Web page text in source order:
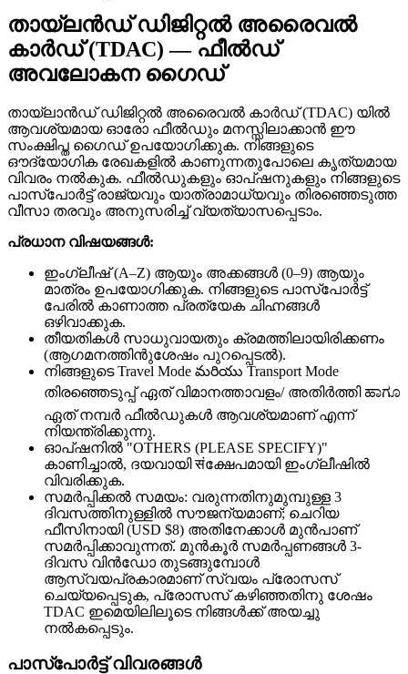
തായ്‌ലൻഡ് ഡിജിറ്റൽ അരൈവൽ
കാർഡ് (TDAC) — ഫീൽഡ്
അവലോകന ഗൈഡ്
തായ്‌ലാൻഡ് ഡിജിറ്റൽ അരൈവൽ കാർഡ് (TDAC) യിൽ
ആവശ്യമായ ഓരോ ഫീൽഡും മനസ്സിലാക്കാൻ ഈ
സംക്ഷിപ്ത ഗൈഡ് ഉപയോഗിക്കുക. നിങ്ങളുടെ
ഔദ്യോഗിക രേഖകളിൽ കാണുന്നതുപോലെ കൃത്യമായ
വിവരം നൽകുക. ഫീൽഡുകളും ഓപ്ഷനുകളും നിങ്ങളുടെ
പാസ്‌പോർട്ട് രാജ്യവും യാത്രാമാധ്യവും തിരഞ്ഞെടുത്ത
വീസാ തരവും അനുസരിച്ച് വ്യത്യാസപ്പെടാം.
പ്രധാന വിഷയങ്ങൾ:
ഇംഗ്ലീഷ് (A–Z) ആയും അക്കങ്ങൾ (0–9) ആയും
മാത്രം ഉപയോഗിക്കുക. നിങ്ങളുടെ പാസ്‌പോർട്ട്
പേരിൽ കാണാത്ത പ്രത്യേക ചിഹ്നങ്ങൾ
ഒഴിവാക്കുക.
തീയതികൾ സാധുവായതും ക്രമത്തിലായിരിക്കണം
(ആഗമനത്തിൻുശേഷം പുറപ്പെടൽ).
നിങ്ങളുടെ Travel Mode మరియు Transport Mode
തിരഞ്ഞെടുപ്പ് ഏത് വിമാനത്താവളം/ അതിർത്തി ಹಾಗೂ
ഏത് നമ്പർ ഫീൽഡുകൾ ആവശ്യമാണ് എന്ന്
നിയന്ത്രിക്കുന്നു.
ഓപ്‌ഷനിൽ "OTHERS (PLEASE SPECIFY)"
കാണിച്ചാൽ, ദയവായി संക്ഷേപമായി ഇംഗ്ലീഷിൽ
വിവരിക്കുക.
സമർപ്പിക്കൽ സമയം: വരുന്നതിനുമുമ്പുള്ള 3
ദിവസത്തിനുള്ളിൽ സൗജന്യമാണ്; ചെറിയ
ഫീസിനായി (USD $8) അതിനേക്കാൾ മുൻപാണ്
സമർപ്പിക്കാവുന്നത്. മുൻകൂർ സമർപ്പണങ്ങൾ 3-
ദിവസ വിൻഡോ തുടങ്ങുമ്പോൾ
ആസ്വയപ്രകാരമാണ് സ്വയം പ്രോസസ്
ചെയ്യപ്പെടുക, പ്രോസസ് കഴിഞ്ഞതിനു ശേഷം
TDAC ഇമെയിലിലൂടെ നിങ്ങൾക്ക് അയച്ചു
നൽകപ്പെടും.
പാസ്‌പോർട്ട് വിവരങ്ങൾ